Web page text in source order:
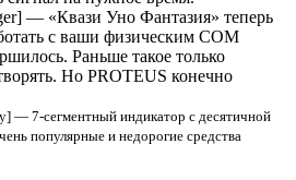
— «Квази Уно Фантазия» теперь
с ваши физическим COM
Раньше такое только
Но PROTEUS конечно
— 7-сегментный индикатор с десятичной
популярные и недорогие средства